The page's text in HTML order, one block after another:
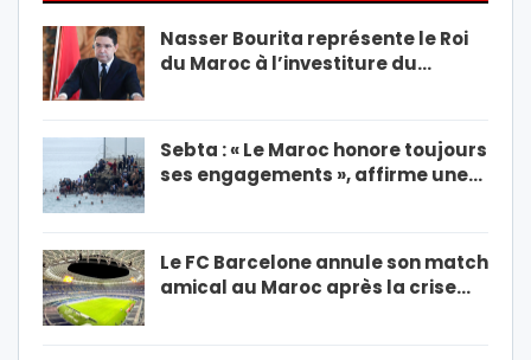
Nasser Bourita représente le Roi
du Maroc à l’investiture du…
Sebta : « Le Maroc honore toujours
ses engagements », affirme une…
Le FC Barcelone annule son match
amical au Maroc après la crise…